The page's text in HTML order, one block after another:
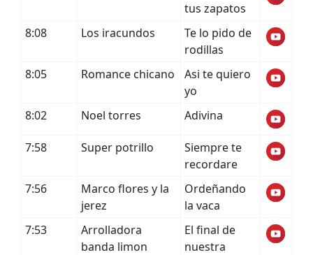
tus zapatos
8:08
Los iracundos
Te lo pido de
rodillas
8:05
Romance chicano
Asi te quiero
yo
8:02
Noel torres Adivina
7:58 Super potrillo
Siempre te
recordare
7:56
Marco flores y la
jerez
Ordeñando
la vaca
7:53
Arrolladora
banda limon
El final de
nuestra